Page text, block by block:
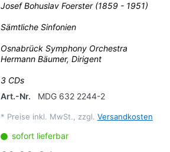
Josef Bohuslav Foerster (1859 - 1951)
Sämtliche Sinfonien
Osnabrück Symphony Orchestra
Hermann Bäumer, Dirigent
3 CDs
Art.-Nr.
MDG 632 2244-2
* Preise inkl. MwSt., zzgl. Versandkosten
sofort lieferbar